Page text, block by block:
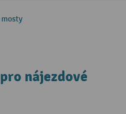
nájezdové